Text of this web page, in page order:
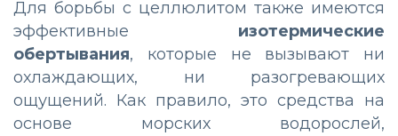
Для борьбы с целлюлитом также имеются
эффективные изотермические
обертывания, которые не вызывают ни
охлаждающих, ни разогревающих
ощущений. Как правило, это средства на
основе морских водорослей,